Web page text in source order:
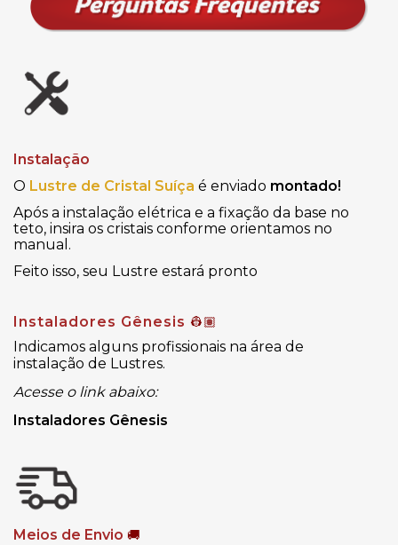
Instalação
O Lustre de Cristal Suíça é enviado montado!
Após a instalação elétrica e a fixação da base no
teto, insira os cristais conforme orientamos no
manual.
Feito isso, seu Lustre estará pronto
Instaladores Gênesis 👷🏽
Indicamos alguns profissionais na área de
instalação de Lustres.
Acesse o link abaixo:
Instaladores Gênesis
Meios de Envio 🚚